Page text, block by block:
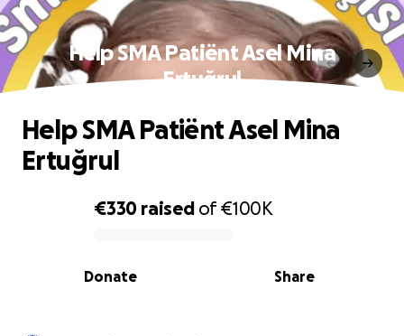
Help SMA Patiënt Asel Mina
Ertuğrul
0% complete
€330 raised of€100K
Share
Donate
Help SMA Patiënt Asel Mina
Ertuğrul